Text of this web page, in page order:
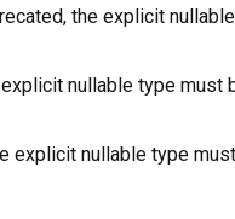
the explicit
nullable type must
explicit nullable type